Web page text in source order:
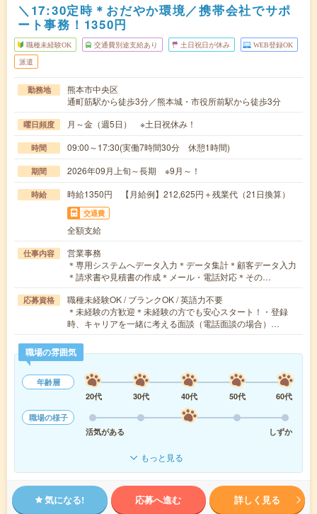
＼17:30定時＊おだやか環境／携帯会社でサポ
ート事務！1350円
職種未経験OK 交通費別途支給あり 土日祝日が休み WEB登録OK
派遣
勤務地
熊本市中央区
通町筋駅から徒歩3分／熊本城・市役所前駅から徒歩3分
曜日頻度 月～金（週5日） ※土日祝休み！
時間 09:00～17:30(実働7時間30分 休憩1時間)
期間 2026年09月上旬～長期 ※9月～！
時給 時給1350円 【月給例】212,625円＋残業代（21日換算）
交通費
全額支給
仕事内容
営業事務
＊専用システムへデータ入力＊データ集計＊顧客データ入力
＊請求書や見積書の作成＊メール・電話対応＊その…
応募資格
職種未経験OK / ブランクOK / 英語力不要
＊未経験の方歓迎＊未経験の方でも安心スタート！・登録
時、キャリアを一緒に考える面談（電話面談の場合）…
職場の雰囲気
年齢層
20代
30代 40代 50代
60代
職場の様子
活気がある
しずか
もっと見る
気になる! 応募へ進む 詳しく見る